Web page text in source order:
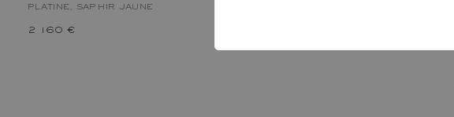
PLATINE, SAPHIR JAUNE
2 160 €